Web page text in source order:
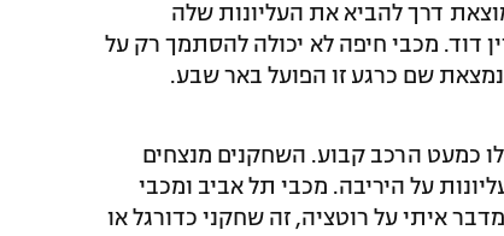
דרך להביא את העליונות שלה
דוד. מכבי חיפה לא יכולה להסתמך רק על
שם כרגע זו הפועל באר שבע.
כמעט הרכב קבוע. השחקנים מנצחים
על היריבה. מכבי תל אביב ומכבי
איתי על רוטציה, זה שחקני כדורגל או